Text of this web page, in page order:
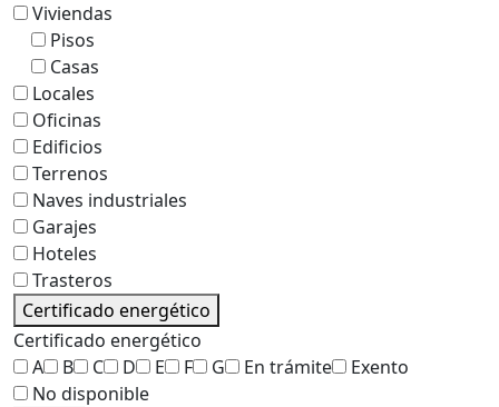
Viviendas
Pisos
Casas
Locales
Oficinas
Edificios
Terrenos
Naves industriales
Garajes
Hoteles
Trasteros
Certificado energético
Certificado energético
A
B C D E F G En trámite
Exento
No disponible